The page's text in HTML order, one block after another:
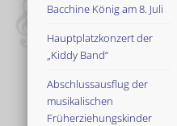
Bacchine König am 8. Juli
Hauptplatzkonzert der
„Kiddy Band“
Abschlussausflug der
musikalischen
Früherziehungskinder